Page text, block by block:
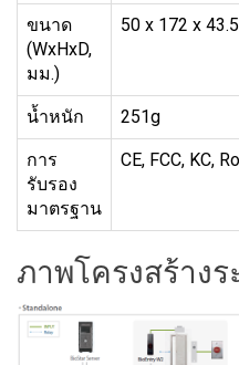
ขนาด
(WxHxD,
มม.)
50 x 172 x 43.5
น้ำหนัก 251g
การ
รับรอง
มาตรฐาน
CE, FCC, KC,
ภาพโครงสร้างร